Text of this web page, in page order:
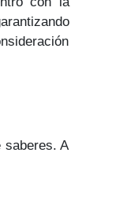
saberes. A